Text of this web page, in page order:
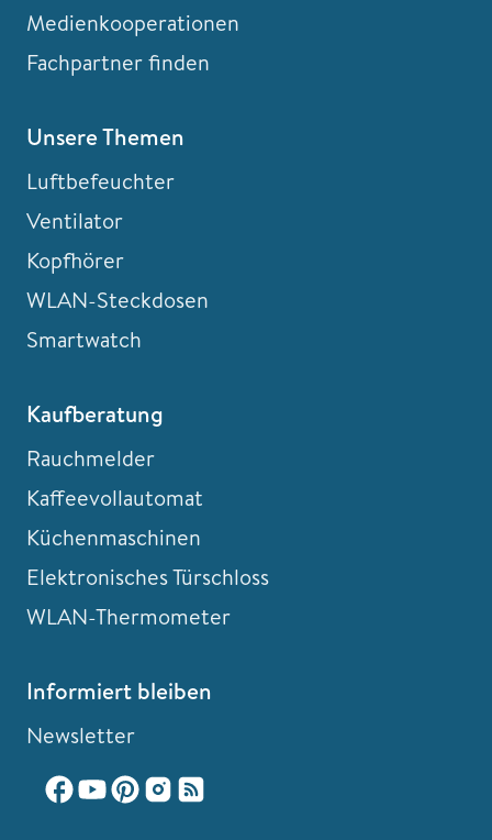
Medienkooperationen
Fachpartner finden
Unsere Themen
Luftbefeuchter
Ventilator
Kopfhörer
WLAN-Steckdosen
Smartwatch
Kaufberatung
Rauchmelder
Kaffeevollautomat
Küchenmaschinen
Elektronisches Türschloss
WLAN-Thermometer
Informiert bleiben
Newsletter